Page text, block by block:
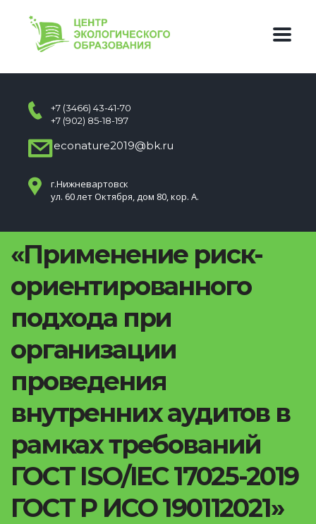
+7 (3466) 43-41-70
+7 (902) 85-18-197
econature2019@bk.ru
г.Нижневартовск
ул. 60 лет Октября, дом 80, кор. А.
«Применение риск-
ориентированного
подхода при
организации
проведения
внутренних аудитов в
рамках требований
ГОСТ ISO/IEC 17025-2019
ГОСТ Р ИСО 190112021»